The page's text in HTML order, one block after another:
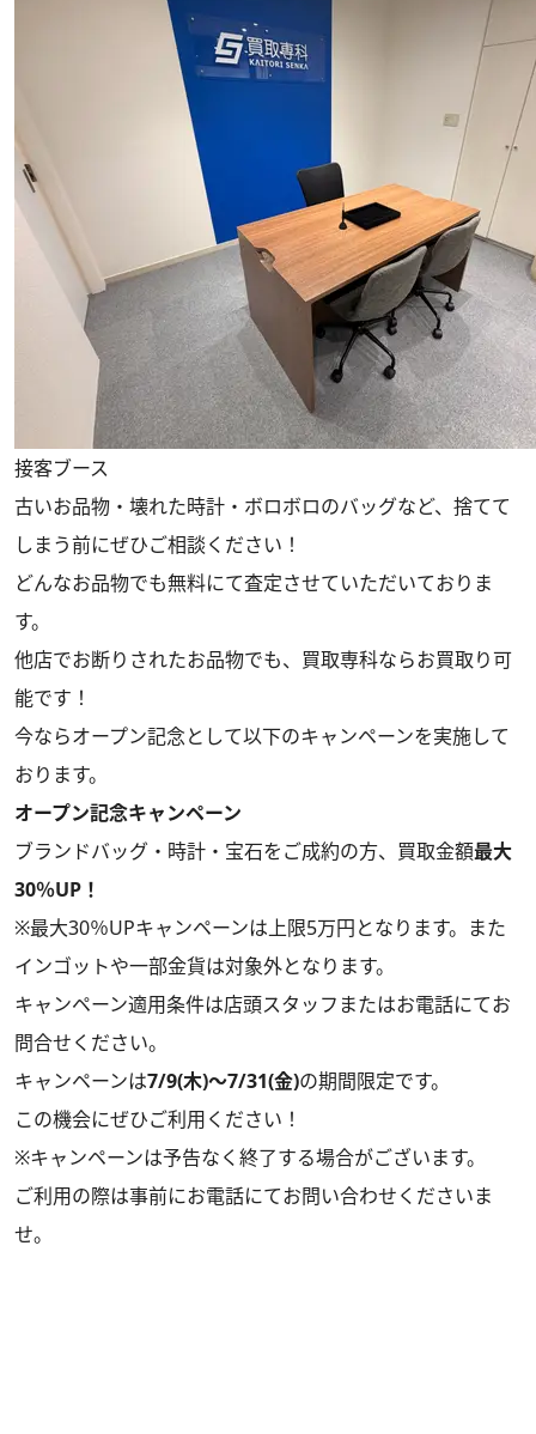
接客ブース
古いお品物・壊れた時計・ボロボロのバッグなど、捨てて
しまう前にぜひご相談ください！
どんなお品物でも無料にて査定させていただいておりま
す。
他店でお断りされたお品物でも、買取専科ならお買取り可
能です！
今ならオープン記念として以下のキャンペーンを実施して
おります。
オープン記念キャンペーン
ブランドバッグ・時計・宝石をご成約の方、買取金額最大
30％UP！
※最大30％UPキャンペーンは上限5万円となります。また
インゴットや一部金貨は対象外となります。
キャンペーン適用条件は店頭スタッフまたはお電話にてお
問合せください。
キャンペーンは7/9(木)～7/31(金)の期間限定です。
この機会にぜひご利用ください！
※キャンペーンは予告なく終了する場合がございます。
ご利用の際は事前にお電話にてお問い合わせくださいま
せ。